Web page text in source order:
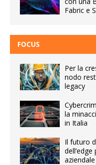
Fabric e
FOCUS
Per la
nodo
legacy
la
in Italia
Il futuro
aziendale